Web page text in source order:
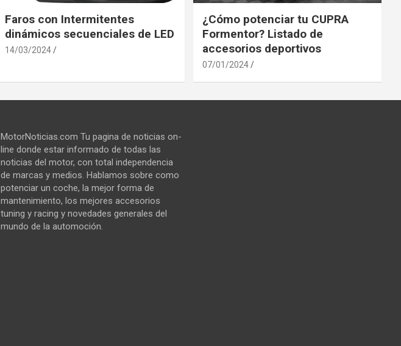
Faros con Intermitentes
dinámicos secuenciales de LED
14/03/2024
¿Cómo potenciar tu CUPRA
Formentor? Listado de
accesorios deportivos
07/01/2024
MotorNoticias.com Tu pagina de noticias on-
line donde estar informado de todas las
noticias del motor, con total independencia
de marcas y medios. Hablamos sobre como
potenciar un coche, la mejor forma de
mantenimiento, los mejores accesorios
tuning y racing y novedades generales del
mundo de la automoción.